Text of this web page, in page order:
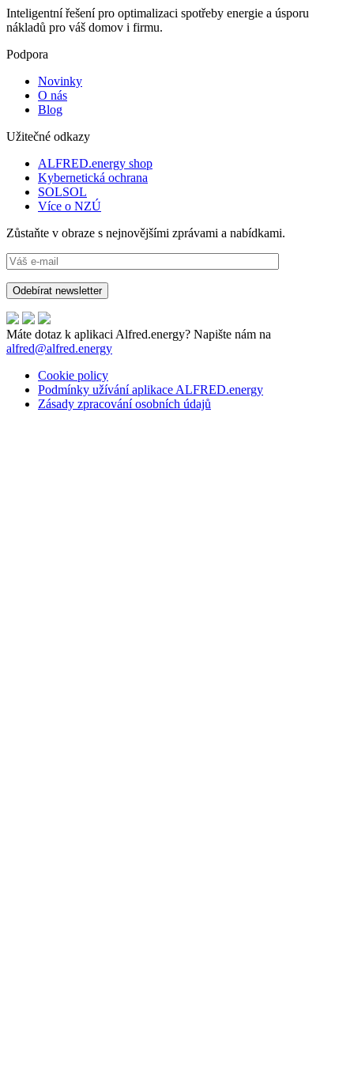
Inteligentní řešení pro optimalizaci spotřeby energie a úsporu
nákladů pro váš domov i firmu.
Podpora
Novinky
O nás
Blog
Užitečné odkazy
ALFRED.energy shop
Kybernetická ochrana
SOLSOL
Více o NZÚ
Zůstaňte v obraze s nejnovějšími zprávami a nabídkami.
Máte dotaz k aplikaci Alfred.energy? Napište nám na
alfred@alfred.energy
Cookie policy
Podmínky užívání aplikace ALFRED.energy
Zásady zpracování osobních údajů